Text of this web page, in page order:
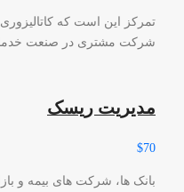
تمرکز این است که
شرکت مشتری در صنعت
مدیریت ریسک
$70
بانک ها، شرکت های بیمه و